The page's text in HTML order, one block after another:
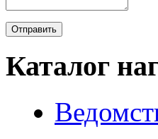
Каталог